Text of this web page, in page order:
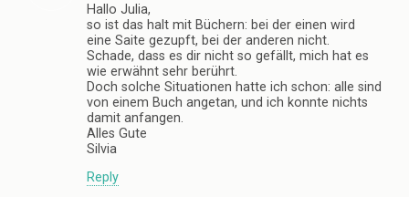
Hallo Julia,
so ist das halt mit Büchern: bei der einen wird
eine Saite gezupft, bei der anderen nicht.
Schade, dass es dir nicht so gefällt, mich hat es
wie erwähnt sehr berührt.
Doch solche Situationen hatte ich schon: alle sind
von einem Buch angetan, und ich konnte nichts
damit anfangen.
Alles Gute
Silvia
Reply